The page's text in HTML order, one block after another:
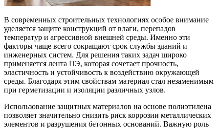
В современных строительных технологиях особое внимание
уделяется защите конструкций от влаги, перепадов
температур и агрессивной внешней среды. Именно эти
факторы чаще всего сокращают срок службы зданий и
инженерных систем. Для решения таких задач широко
применяется лента ПЭ, которая сочетает прочность,
эластичность и устойчивость к воздействию окружающей
среды. Благодаря этим свойствам материал стал незаменимым
при герметизации и изоляции различных узлов.
Использование защитных материалов на основе полиэтилена
позволяет значительно снизить риск коррозии металлических
элементов и разрушения бетонных оснований. Важную роль